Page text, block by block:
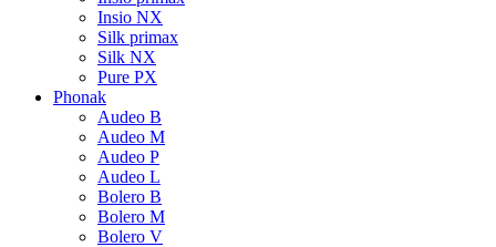
Insio NX
Silk primax
Silk NX
Pure PX
Phonak
Audeo B
Audeo M
Audeo P
Audeo L
Bolero B
Bolero M
Bolero V